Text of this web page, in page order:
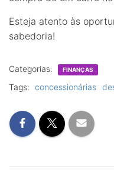
Esteja atento às
sabedoria!
Categorias: FINANÇAS
Tags: concessionárias